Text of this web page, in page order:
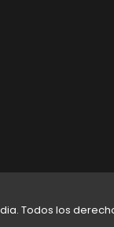
Todos los